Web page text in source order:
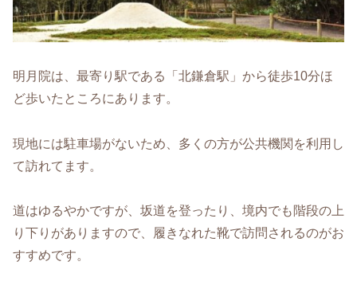
明月院は、最寄り駅である「北鎌倉駅」から徒歩10分ほ
ど歩いたところにあります。
現地には駐車場がないため、多くの方が公共機関を利用し
て訪れてます。
道はゆるやかですが、坂道を登ったり、境内でも階段の上
り下りがありますので、履きなれた靴で訪問されるのがお
すすめです。